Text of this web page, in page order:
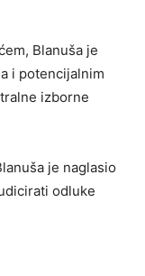
Blanuša je
i potencijalnim
izborne
je naglasio
odluke